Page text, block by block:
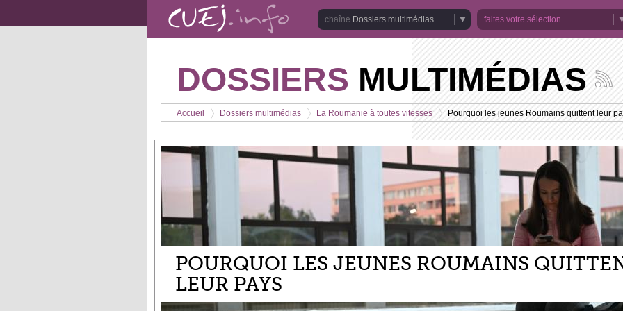
Dossiers multimédias
faites votre sélection
DOSSIERS MULTIMÉDIAS
Suivez
les
de
la
chaîne
Vous êtes ici
Accueil
>
Dossiers multimédias
>
La Roumanie à toutes vitesses
>
Pourquoi les jeunes Roumains quittent leur
POURQUOI LES JEUNES ROUMAINS
LEUR PAYS